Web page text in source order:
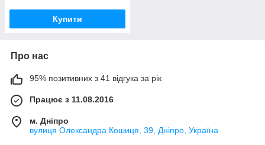
Купити
Про нас
95% позитивних з 41 відгука за рік
Працює з 11.08.2016
м. Дніпро
вулиця Олександра Кошиця, 39, Дніпро, Україна